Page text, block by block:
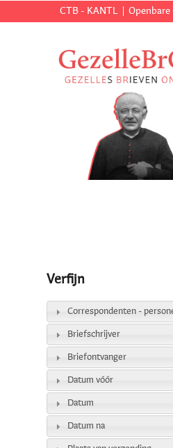
CTB - KANTL Openbare
Verfijn
Correspondenten -
Briefschrijver
Briefontvanger
Datum vóór
Datum
Datum na